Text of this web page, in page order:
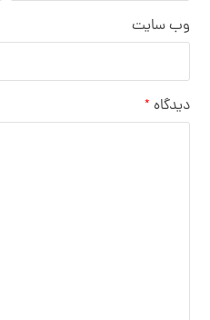
وب‌ سایت
دیدگاه *